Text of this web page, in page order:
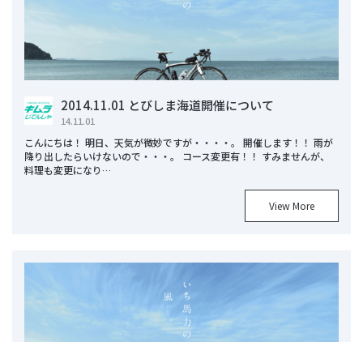
2014.11.01 とびしま海道開催について
14.11.01
こんにちは！ 明日、天気が微妙ですが・・・・。 開催します！！ 雨が
降り出したらいけないので・・・。 コース変更有！！ すみませんが、
料理も変更になり…
View More